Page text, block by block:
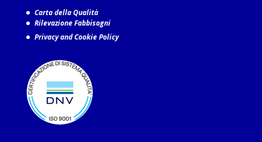
Carta della Qualità
Rilevazione Fabbisogni
Privacy and Cookie Policy